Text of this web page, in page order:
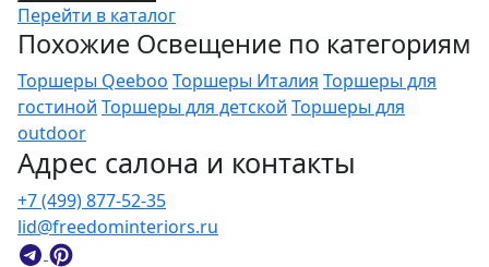
Перейти в каталог
Похожие Освещение по категориям
Торшеры Qeeboo Торшеры Италия Торшеры для
гостиной Торшеры для детской Торшеры для
outdoor
Адрес салона и контакты
+7 (499) 877-52-35
lid@freedominteriors.ru